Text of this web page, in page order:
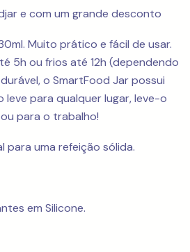
e com um grande desconto
Muito prático e fácil de usar.
5h ou frios até 12h (dependendo
o SmartFood Jar possui
para qualquer lugar, leve-o
para o trabalho!
para uma refeição sólida.
em Silicone.